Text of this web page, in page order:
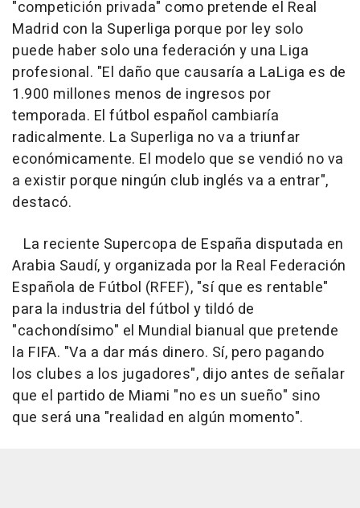
"competición privada" como pretende el Real
Madrid con la Superliga porque por ley solo
puede haber solo una federación y una Liga
profesional. "El daño que causaría a LaLiga es de
1.900 millones menos de ingresos por
temporada. El fútbol español cambiaría
radicalmente. La Superliga no va a triunfar
económicamente. El modelo que se vendió no va
a existir porque ningún club inglés va a entrar",
destacó.
La reciente Supercopa de España disputada en
Arabia Saudí, y organizada por la Real Federación
Española de Fútbol (RFEF), "sí que es rentable"
para la industria del fútbol y tildó de
"cachondísimo" el Mundial bianual que pretende
la FIFA. "Va a dar más dinero. Sí, pero pagando
los clubes a los jugadores", dijo antes de señalar
que el partido de Miami "no es un sueño" sino
que será una "realidad en algún momento".